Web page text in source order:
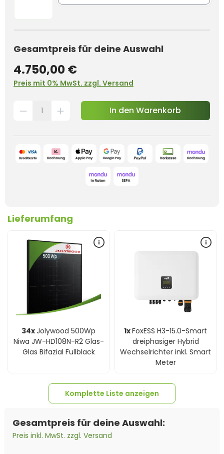
Gesamtpreis für deine Auswahl
4.750,00 €
Preis mit 0% MwSt. zzgl. Versand
In den Warenkorb
Lieferumfang
34xJolywood 500Wp
Niwa JW-HD108N-R2 Glas-
Glas Bifazial Fullblack
1xFoxESS H3-15.0-Smart
dreiphasiger Hybrid
Wechselrichter inkl. Smart
Meter
Komplette Liste anzeigen
Gesamtpreis für deine Auswahl:
Preis inkl. MwSt. zzgl. Versand